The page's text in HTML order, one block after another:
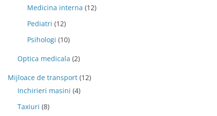
Medicina interna (12)
Pediatri (12)
Psihologi (10)
Optica medicala (2)
Mijloace de transport (12)
Inchirieri masini (4)
Taxiuri (8)